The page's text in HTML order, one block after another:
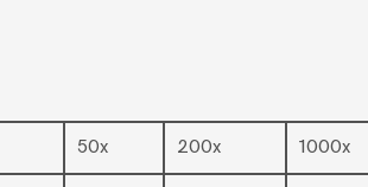
50x 200x 1000x